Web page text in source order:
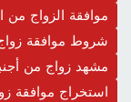
موافقة الزواج من
شروط موافقة
مشهد زواج من
استخراج موافقة